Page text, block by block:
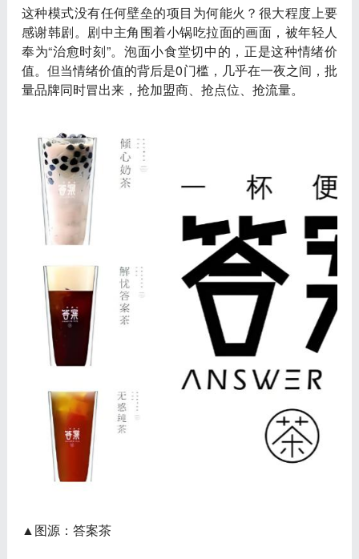
这种模式没有任何壁垒的项目为何能火？很大程度上要
感谢韩剧。剧中主角围着小锅吃拉面的画面，被年轻人
奉为“治愈时刻”。泡面小食堂切中的，正是这种情绪价
值。但当情绪价值的背后是0门槛，几乎在一夜之间，批
量品牌同时冒出来，抢加盟商、抢点位、抢流量。
▲图源：答案茶